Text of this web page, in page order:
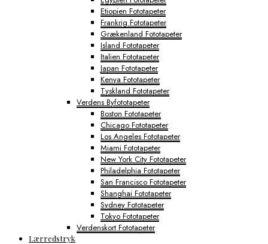
Etiopien Fototapeter
Frankrig Fototapeter
Grækenland Fototapeter
Island Fototapeter
Italien Fototapeter
Japan Fototapeter
Kenya Fototapeter
Tyskland Fototapeter
Verdens Byfototapeter
Boston Fototapeter
Chicago Fototapeter
Los Angeles Fototapeter
Miami Fototapeter
New York City Fototapeter
Philadelphia Fototapeter
San Francisco Fototapeter
Shanghai Fototapeter
Sydney Fototapeter
Tokyo Fototapeter
Verdenskort Fototapeter
Lærredstryk